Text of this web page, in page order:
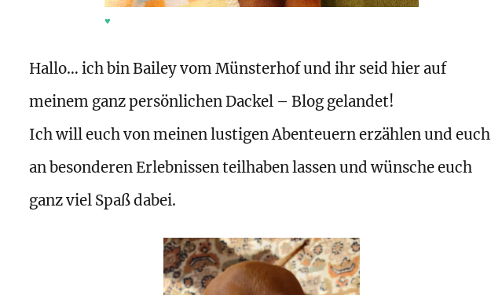
♥
Hallo… ich bin Bailey vom Münsterhof und ihr seid hier auf
meinem ganz persönlichen Dackel – Blog gelandet!
Ich will euch von meinen lustigen Abenteuern erzählen und euch
an besonderen Erlebnissen teilhaben lassen und wünsche euch
ganz viel Spaß dabei.